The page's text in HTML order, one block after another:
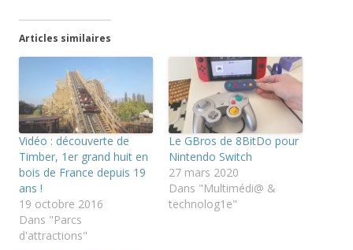
e
r
p
o
m
p
r
i
m
e
r
(
o
v
r
e
a
e
z
p
o
p
a
r
t
a
g
e
r
s
u
T
w
t
o
a
r
t
a
g
e
r
u
Articles similaires
Vidéo : découverte de
Timber, 1er grand huit en
bois de France depuis 19
ans !
19 octobre 2016
Dans "Parcs
d'attractions"
Le GBros de 8BitDo pour
Nintendo Switch
27 mars 2020
Dans "Multimédi@ &
technolog1e"